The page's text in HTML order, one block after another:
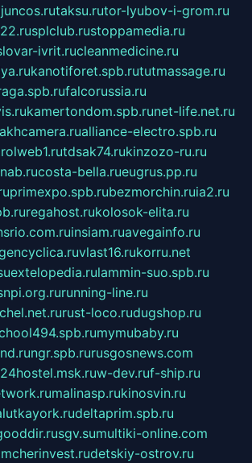
taksu.rutor-lyubov-i-grom.ru
splclub.rustoppamedia.ru
ivrit.rucleanmedicine.ru
kanotiforet.spb.rututmassage.ru
falcorussia.ru
kamertondom.spb.runet-life.net.ru
alliance-electro.spb.ru
tdsak74.rukinzozo-ru.ru
costa-bella.rueugrus.pp.ru
primexpo.spb.rubezmorchin.ruia2.ru
regahost.rukolosok-elita.ru
insiam.ruavegainfo.ru
vlast16.rukorru.net
extelopedia.rulammin-suo.spb.ru
running-line.ru
chel.net.rurust-loco.rudugshop.ru
mymubaby.ru
ngr.spb.rurusgosnews.com
24hostel.msk.ruw-dev.ruf-ship.ru
malinasp.rukinosvin.ru
deltaprim.spb.ru
sgv.sumultiki-online.com
cherinvest.rudetskiy-ostrov.ru